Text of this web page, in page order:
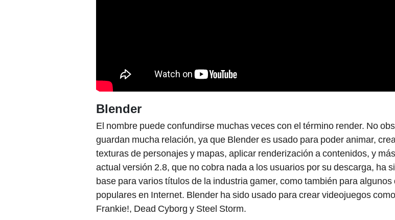
Blender
El nombre puede confundirse muchas veces con el término render. No
guardan mucha relación, ya que Blender es usado para poder animar,
texturas de personajes y mapas, aplicar renderización a contenidos, y
actual versión 2.8, que no cobra nada a los usuarios por su descarga, ha
base para varios títulos de la industria gamer, como también para algunos
populares en Internet. Blender ha sido usado para crear videojuegos
Frankie!, Dead Cyborg y Steel Storm.